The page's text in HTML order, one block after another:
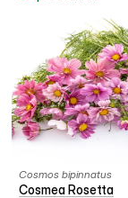
Cosmos bipinnatus
Cosmea Rosetta